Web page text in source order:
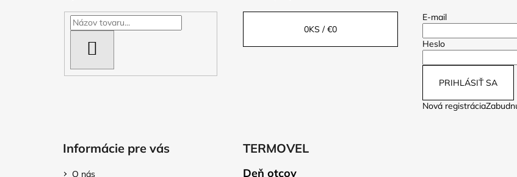
0KS /€0
E-mail
Heslo
PRIHLÁSIŤ SA
Nová registrácia
Informácie pre vás
O nás
TERMOVEL
Deň otcov